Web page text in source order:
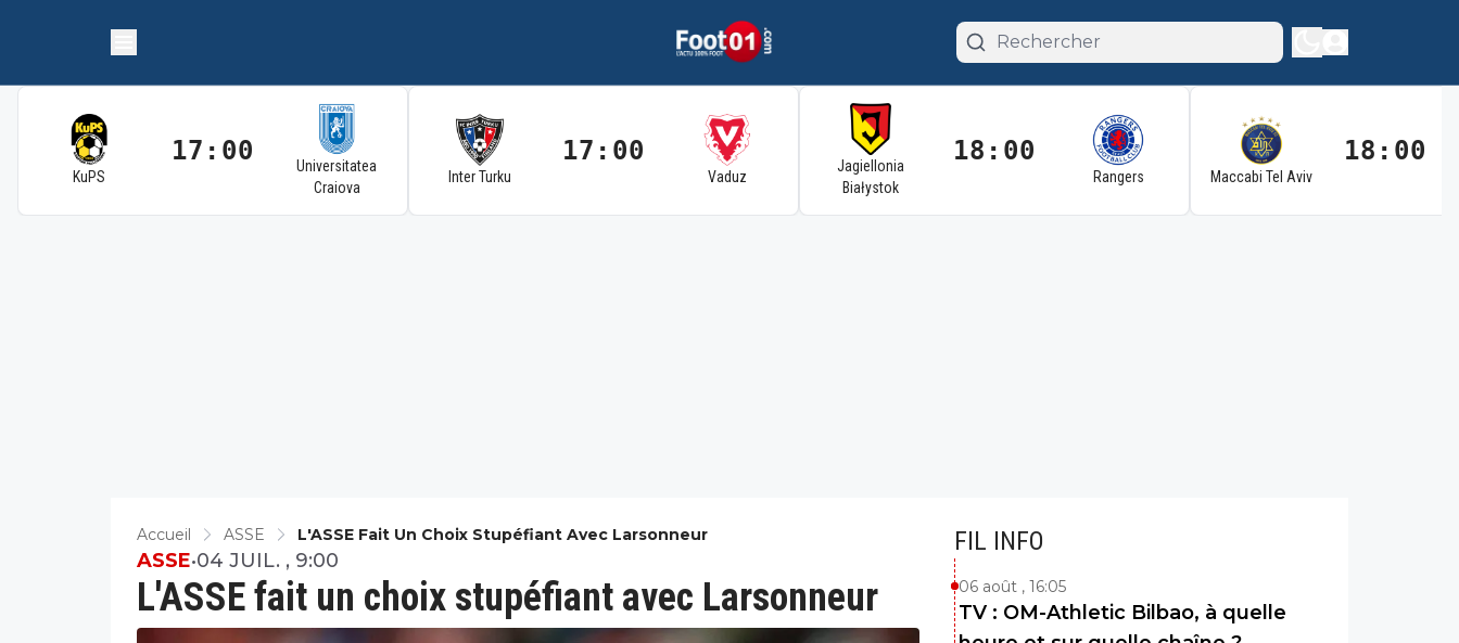
KuPS
17:00
Universitatea
Craiova
Inter Turku
17:00
Vaduz
Jagiellonia
Białystok
18:00
Rangers Maccabi Tel Aviv
18:00
Accueil ASSE L'ASSE Fait Un Choix Stupéfiant Avec Larsonneur
L'ASSE fait un choix stupéfiant avec Larsonneur
ASSE•04 JUIL. , 9:00
FIL INFO
06 août , 16:05
TV : OM-Athletic Bilbao, à quelle